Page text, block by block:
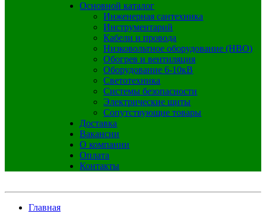
Основной каталог
Инженерная сантехника
Инструментарий
Кабели и провода
Низковольтное оборудование (НВО)
Обогрев и вентиляция
Оборудование 6-10кВ
Светотехника
Системы безопасности
Электрические щиты
Сопутствующие товары
Доставка
Вакансии
О компании
Оплата
Контакты
Главная